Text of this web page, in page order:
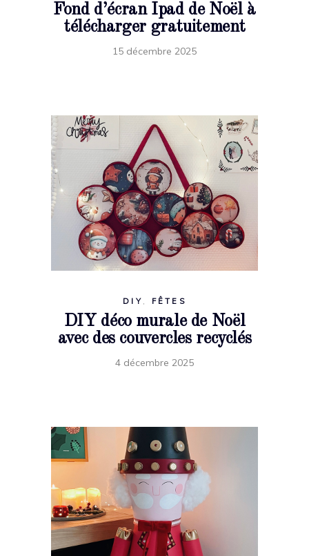
Fond d’écran Ipad de Noël à
télécharger gratuitement
15 décembre 2025
DIY , FÊTES
DIY déco murale de Noël
avec des couvercles recyclés
4 décembre 2025